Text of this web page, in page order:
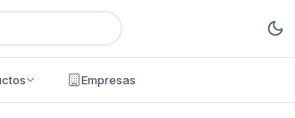
Empresas